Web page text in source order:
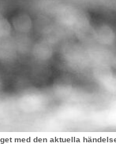
med den aktuella